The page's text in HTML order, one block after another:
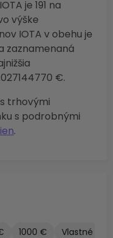
je 191 na
výške
IOTA v obehu je
zaznamenaná
€.
trhovými
s podrobnými
.
1000 €
Vlastné